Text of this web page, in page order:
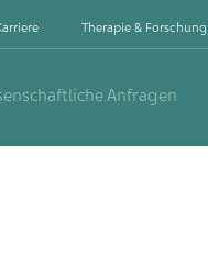
Therapie & Forschung
Anfragen